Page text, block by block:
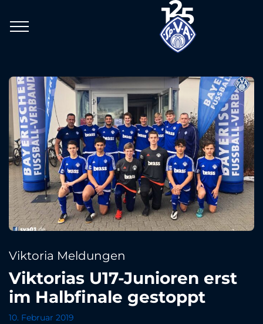
Viktoria Meldungen
Viktorias U17-Junioren erst
im Halbfinale gestoppt
10. Februar 2019